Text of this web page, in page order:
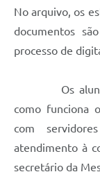
No arquivo, os
documentos
processo de
Os alunos
como funciona
com
atendimento à
secretário da